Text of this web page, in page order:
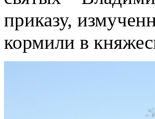
приказу,
кормили в